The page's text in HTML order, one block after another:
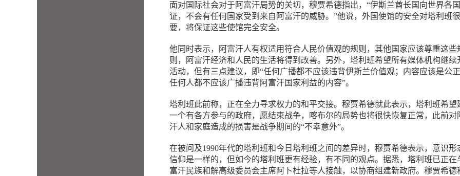
面对国际社会对于阿富汗局势的关切，穆贾希德指出，“伊斯兰酋长国向世界各
证，不会有任何国家受到来自阿富汗的威胁。”他说，外国使馆的安全对塔利班
要，将保证这些使馆完全安全。
他同时表示，阿富汗人有权适用符合人民价值观的规则，其他国家应该尊重这些
则，阿富汗经济和人民的生活将得到改善。另外，塔利班希望所有媒体机构继续
活动，但有三点建议，即“任何广播都不应该违背伊斯兰价值观；内容应该是公正
任何人都不应该广播违背阿富汗国家利益的内容”。
塔利班此前称，正在全力寻求权力的和平交接。穆贾希德就此表示，塔利班希望
一个有各方参与的政府，愿结束战争，喀布尔的局势也将很快恢复正常，此前对
汗人和家庭造成的损害是战争期间的“不幸意外”。
在被问及1990年代的塔利班和今日塔利班之间的差异时，穆贾希德表示，意识形
信仰是一样的，但如今的塔利班更有经验，有不同的观点。据悉，塔利班已正在
富汗民族和解高级委员会主席阿卜杜拉等人接触，以协商组建新政府。穆贾希德